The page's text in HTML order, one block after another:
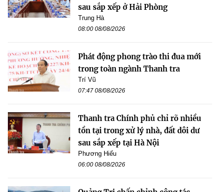
sau sắp xếp ở Hải Phòng
Trung Hà
08:00 08/08/2026
Phát động phong trào thi đua mới
trong toàn ngành Thanh tra
Trí Vũ
07:47 08/08/2026
Thanh tra Chính phủ chỉ rõ nhiều
tồn tại trong xử lý nhà, đất dôi dư
sau sắp xếp tại Hà Nội
Phương Hiếu
06:00 08/08/2026